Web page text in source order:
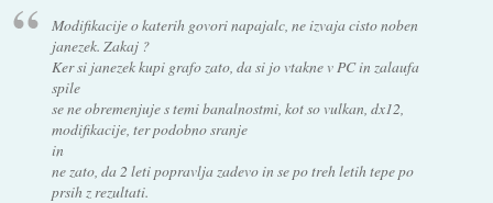
Modifikacije o katerih govori napajalc, ne izvaja cisto noben
janezek. Zakaj ?
Ker si janezek kupi grafo zato, da si jo vtakne v PC in zalaufa
spile
se ne obremenjuje s temi banalnostmi, kot so vulkan, dx12,
modifikacije, ter podobno sranje
in
ne zato, da 2 leti popravlja zadevo in se po treh letih tepe po
prsih z rezultati.